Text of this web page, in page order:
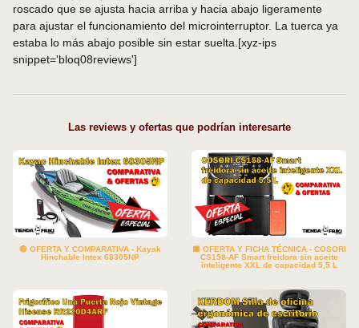
roscado que se ajusta hacia arriba y hacia abajo ligeramente
para ajustar el funcionamiento del microinterruptor. La tuerca ya
estaba lo más abajo posible sin estar suelta.[xyz-ips
snippet='bloq08reviews']
Las reviews y ofertas que podrían interesarte
🔴 OFERTA Y COMPARATIVA - Kayak
Hinchable Intex 68305NP
🟥 OFERTA Y FICHA TÉCNICA - COSORI
‎CS158-AF Smart freidora sin aceite
inteligente XXL de capacidad 5,5 L